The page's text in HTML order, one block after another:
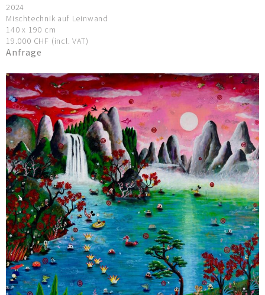
2024
Mischtechnik auf Leinwand
140 x 190 cm
19.000 CHF (incl. VAT)
Anfrage